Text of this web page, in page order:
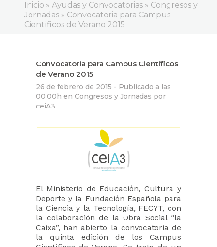
Inicio » Ayudas y Convocatorias » Congresos y
Jornadas » Convocatoria para Campus
Científicos de Verano 2015
Convocatoria para Campus Científicos
de Verano 2015
26 de febrero de 2015 - Publicado a las
00:00h en Congresos y Jornadas por
ceiA3
El Ministerio de Educación, Cultura y
Deporte y la Fundación Española para
la Ciencia y la Tecnología, FECYT, con
la colaboración de la Obra Social “la
Caixa”, han abierto la convocatoria de
la quinta edición de los Campus